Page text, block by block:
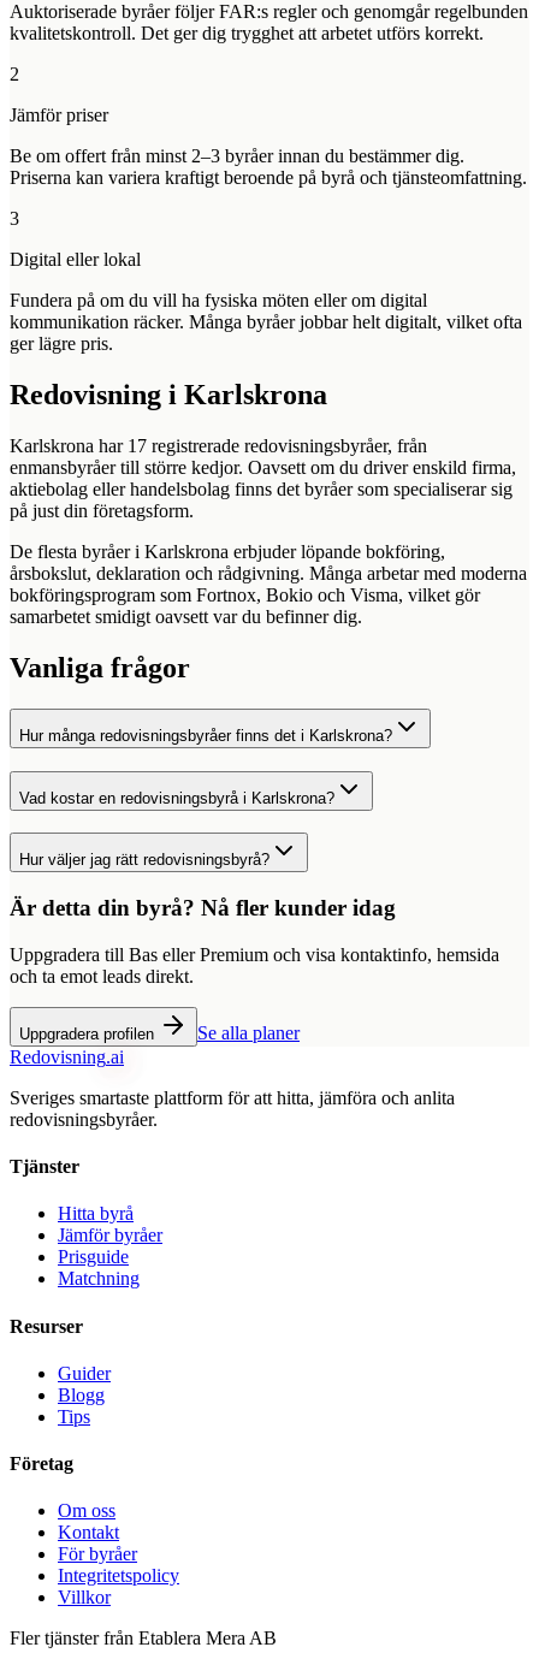
Auktoriserade byråer följer FAR:s regler och genomgår regelbunden
kvalitetskontroll. Det ger dig trygghet att arbetet utförs korrekt.
2
Jämför priser
Be om offert från minst 2–3 byråer innan du bestämmer dig.
Priserna kan variera kraftigt beroende på byrå och tjänsteomfattning.
3
Digital eller lokal
Fundera på om du vill ha fysiska möten eller om digital
kommunikation räcker. Många byråer jobbar helt digitalt, vilket ofta
ger lägre pris.
Redovisning i Karlskrona
Karlskrona har 17 registrerade redovisningsbyråer, från
enmansbyråer till större kedjor. Oavsett om du driver enskild firma,
aktiebolag eller handelsbolag finns det byråer som specialiserar sig
på just din företagsform.
De flesta byråer i Karlskrona erbjuder löpande bokföring,
årsbokslut, deklaration och rådgivning. Många arbetar med moderna
bokföringsprogram som Fortnox, Bokio och Visma, vilket gör
samarbetet smidigt oavsett var du befinner dig.
Vanliga frågor
Hur många redovisningsbyråer finns det i Karlskrona?
Vad kostar en redovisningsbyrå i Karlskrona?
Hur väljer jag rätt redovisningsbyrå?
Är detta din byrå? Nå fler kunder idag
Uppgradera till Bas eller Premium och visa kontaktinfo, hemsida
och ta emot leads direkt.
Uppgradera profilen
Se alla planer
Redovisning.ai
Sveriges smartaste plattform för att hitta, jämföra och anlita
redovisningsbyråer.
Tjänster
Hitta byrå
Jämför byråer
Prisguide
Matchning
Resurser
Guider
Blogg
Tips
Företag
Om oss
Kontakt
För byråer
Integritetspolicy
Villkor
Fler tjänster från Etablera Mera AB